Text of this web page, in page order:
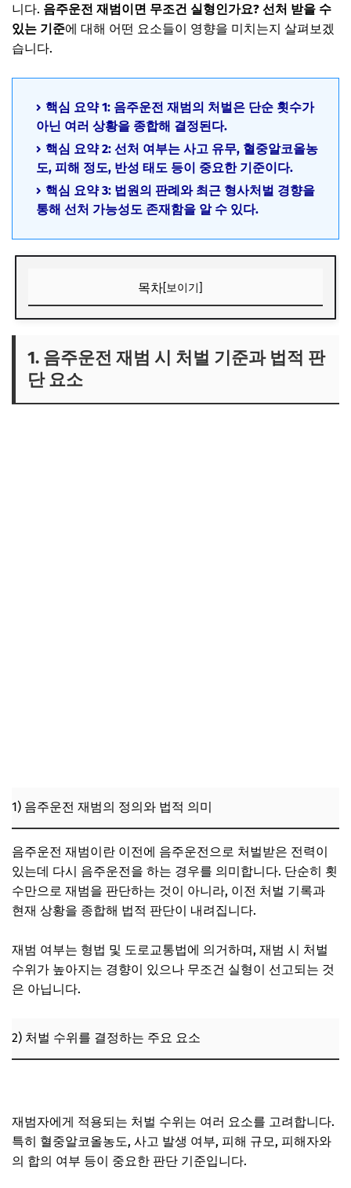
니다. 음주운전 재범이면 무조건 실형인가요? 선처 받을 수
있는 기준에 대해 어떤 요소들이 영향을 미치는지 살펴보겠
습니다.
핵심 요약 1: 음주운전 재범의 처벌은 단순 횟수가
아닌 여러 상황을 종합해 결정된다.
핵심 요약 2: 선처 여부는 사고 유무, 혈중알코올농
도, 피해 정도, 반성 태도 등이 중요한 기준이다.
핵심 요약 3: 법원의 판례와 최근 형사처벌 경향을
통해 선처 가능성도 존재함을 알 수 있다.
목차[보이기]
1) 음주운전 재범의 정의와 법적 의미
2) 처벌 수위를 결정하는 주요 요소
3) 반성 태도와 사회적 영향도 판단에 반영
2) 실형과 벌금형에 따른 경제적 차이
3) 사회적 비용과 개인적 피해 비교
6. 법률 전문가 추천: 음주운전 재범 대응 시 꼭 알아야 할 조
언
1) 변호사 선임의 중요성과 효과
3) 상담 및 대응 절차 안내
1. 음주운전 재범 시 처벌 기준과 법적 판
단 요소
1) 음주운전 재범의 정의와 법적 의미
음주운전 재범이란 이전에 음주운전으로 처벌받은 전력이
있는데 다시 음주운전을 하는 경우를 의미합니다. 단순히 횟
수만으로 재범을 판단하는 것이 아니라, 이전 처벌 기록과
현재 상황을 종합해 법적 판단이 내려집니다.
재범 여부는 형법 및 도로교통법에 의거하며, 재범 시 처벌
수위가 높아지는 경향이 있으나 무조건 실형이 선고되는 것
은 아닙니다.
2) 처벌 수위를 결정하는 주요 요소
재범자에게 적용되는 처벌 수위는 여러 요소를 고려합니다.
특히 혈중알코올농도, 사고 발생 여부, 피해 규모, 피해자와
의 합의 여부 등이 중요한 판단 기준입니다.